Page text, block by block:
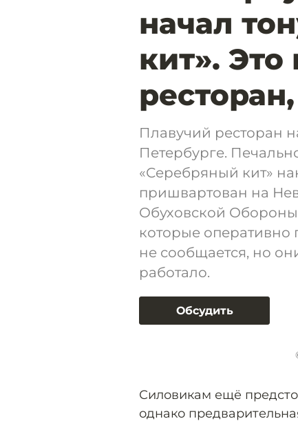
начал
кит».
Плавучий ресторан
Петербурге.
«Серебряный кит»
пришвартован на
Обуховской
которые
не сообщается, но
работало.
Обсудить
Силовикам ещё
однако